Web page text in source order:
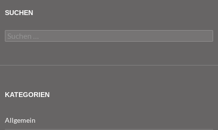
SUCHEN
Suchen
nach:
KATEGORIEN
Allgemein